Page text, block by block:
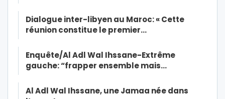
Dialogue inter-libyen au Maroc: « Cette
réunion constitue le premier…
Enquête/Al Adl Wal Ihssane-Extrême
gauche: “frapper ensemble mais…
Al Adl Wal Ihssane, une Jamaa née dans